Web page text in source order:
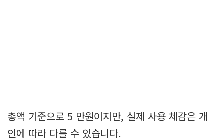
총액 기준으로 5 만원이지만, 실제 사용 체감은 개
인에 따라 다를 수 있습니다.